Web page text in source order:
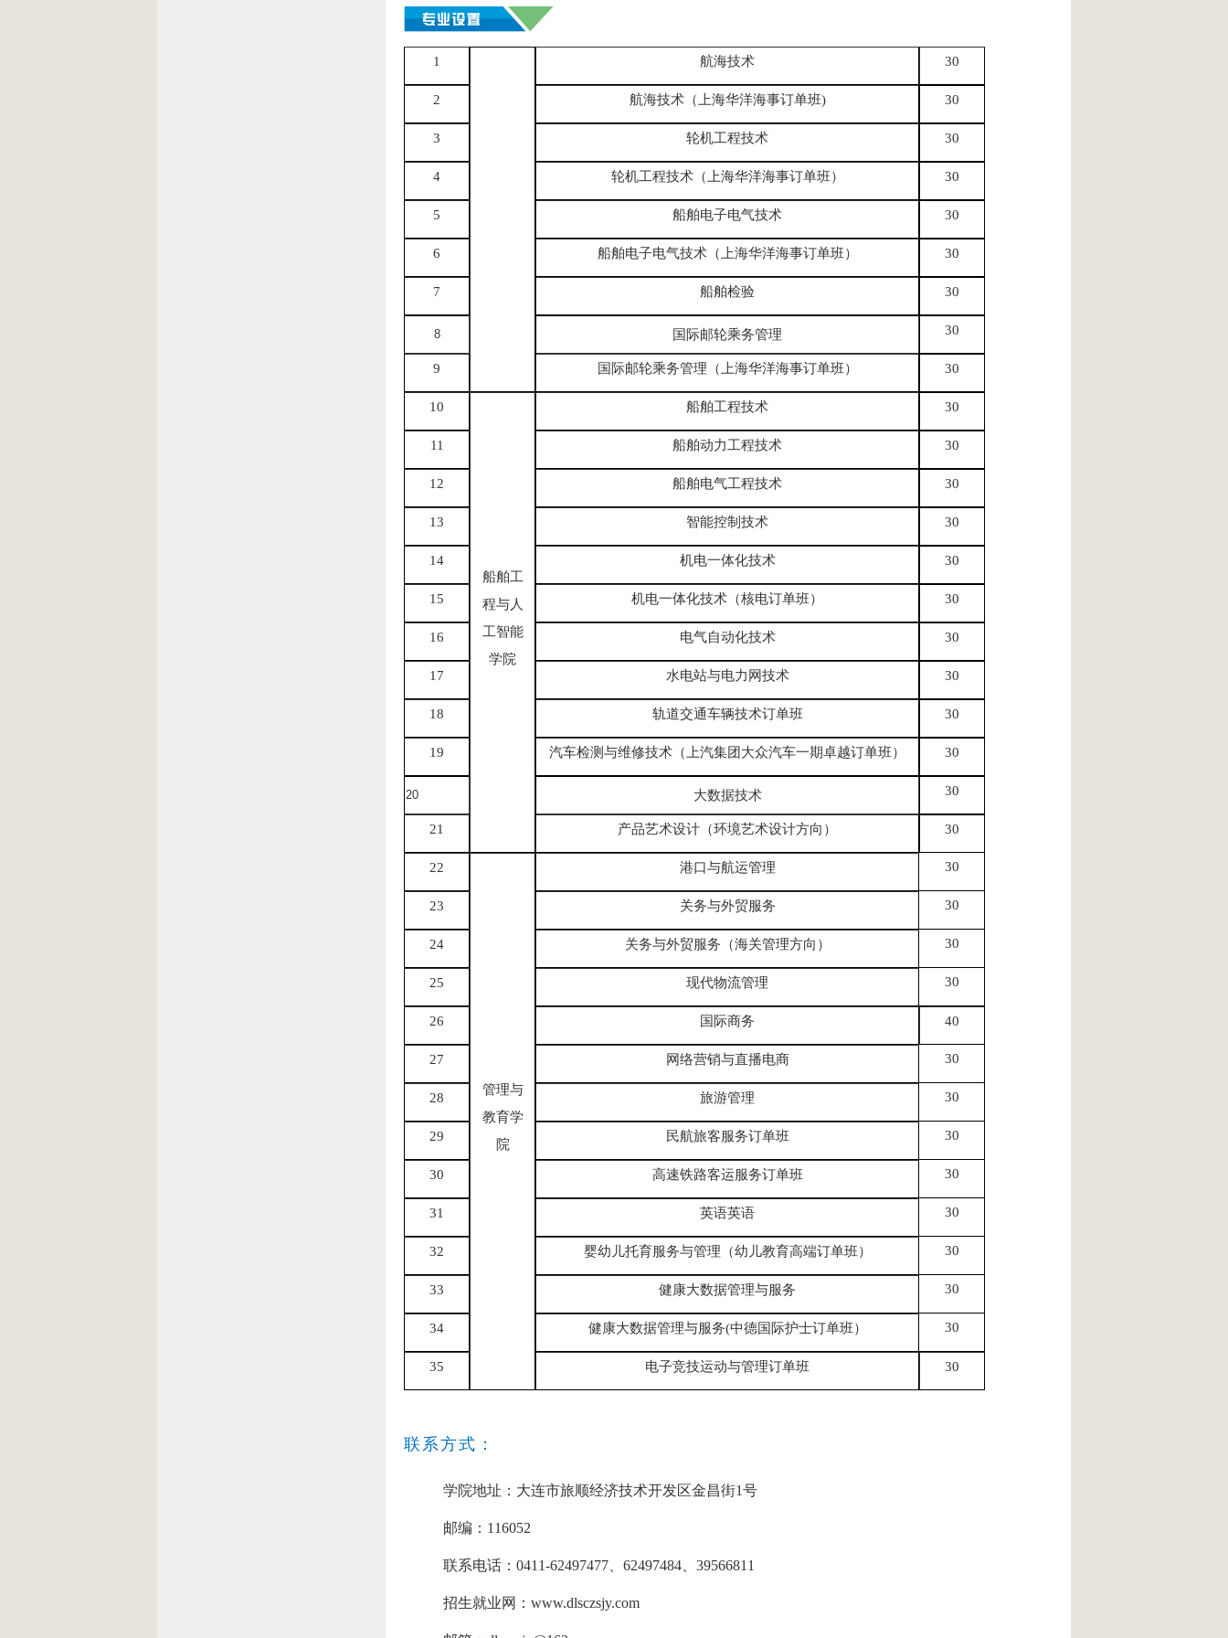
1 航海技术 30
2 航海技术（ 上海华洋海事订单班) 30
3 轮机工程技术 30
4 轮机工程技术（上海华洋海事订单班） 30
5 船舶电子电气技术 30
6 船舶电子电气技术（上海华洋海事订单班） 30
7 船舶检验 30
8 国际邮轮乘务管理 30
9 国际邮轮乘务管理（ 上海华洋海事订单班） 30
10
船舶工
程与人
工智能
学院
船舶工程技术 30
11 船舶动力工程技术 30
12 船舶电气工程技术 30
13 智能控制技术 30
14 机电一体化技术 30
15 机电一体化技术（核电订单班） 30
16 电气自动化技术 30
17 水电站与电力网技术 30
18 轨道交通车辆技术订单班 30
19 汽车检测与维修技术（上汽集团大众汽车一期卓越订单班） 30
20 大数据技术 30
21 产品艺术设计（环境艺术设计方向） 30
22
管理与
教育学
院
港口与航运管理 30
23 关务与外贸服务 30
24 关务与外贸服务 （海关管理方向） 30
25 现代物流管理 30
26 国际商务 40
27 网络营销与直播电商 30
28 旅游管理 30
29 民航旅客服务订单班 30
30 高速铁路客运服务订单班 30
31 英语英语 30
32 婴幼儿托育服务与管理（幼儿教育高端订单班） 30
33 健康大数据管理与服务 30
34 健康大数据管理与服务(中德国际护士订单班） 30
35 电子竞技运动与管理订单班 30
联系方式：
学院地址：大连市旅顺经济技术开发区金昌街1号
邮编：116052
联系电话：0411-62497477、62497484、39566811
招生就业网：www.dlsczsjy.com